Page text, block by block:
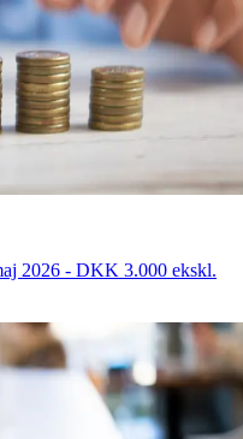
2026 - DKK 3.000 ekskl.